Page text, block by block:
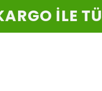
2500₺ VE